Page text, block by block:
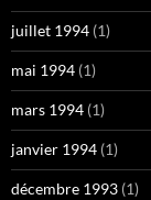
juillet 1994 (1)
mai 1994 (1)
mars 1994 (1)
janvier 1994 (1)
décembre 1993 (1)